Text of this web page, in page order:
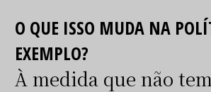
O QUE ISSO MUDA NA
EXEMPLO?
À medida que não